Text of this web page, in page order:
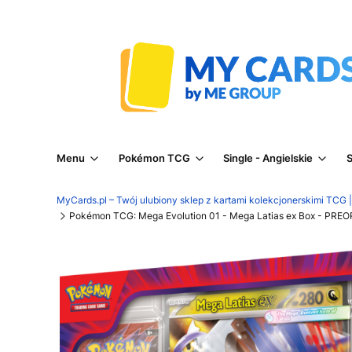
Menu Pokémon TCG Single - Angielskie
MyCards.pl – Twój ulubiony sklep z kartami kolekcjonerskimi TCG
Pokémon TCG: Mega Evolution 01 - Mega Latias ex Box -